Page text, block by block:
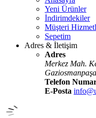
Yeni Ürünler
İndirimdekiler
Müşteri
Sepetim
Adres & İletişim
Adres
Merkez Mah.
Telefon
E-Posta